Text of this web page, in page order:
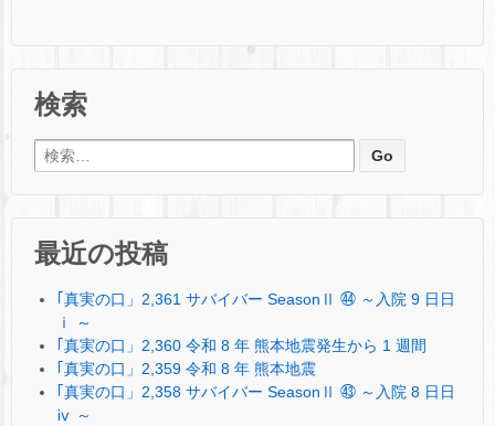
検索
検索:
最近の投稿
｢真実の口」2,361 サバイバー SeasonⅡ ㊹ ～入院 9 日日
ⅰ ～
｢真実の口」2,360 令和 8 年 熊本地震発生から 1 週間
｢真実の口」2,359 令和 8 年 熊本地震
｢真実の口」2,358 サバイバー SeasonⅡ ㊸ ～入院 8 日日
ⅳ ～